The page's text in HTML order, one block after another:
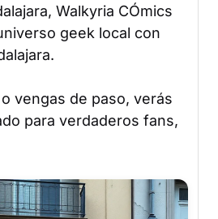
Walkyria CÓmics
geek local con
vengas de paso, verás
para verdaderos fans,